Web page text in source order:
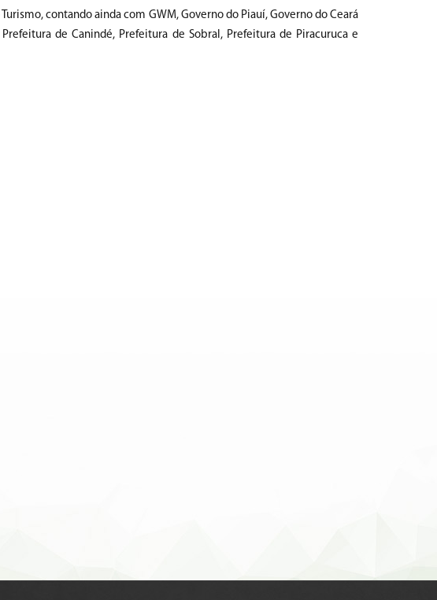
contando ainda com GWM, Governo do Piauí, Governo do Ceará
de Canindé, Prefeitura de Sobral, Prefeitura de Piracuruca e